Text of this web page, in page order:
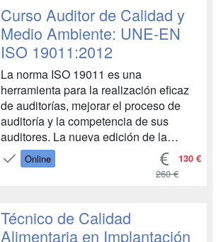
ofrecido. Abordaremos el diseño y la
aplicación de planes de ca...
Curso Auditor de Calidad y
Medio Ambiente: UNE-EN
ISO 19011:2012
La norma ISO 19011 es una
herramienta para la realización eficaz
de auditorías, mejorar el proceso de
auditoría y la competencia de sus
auditores. La nueva edición de la
norma ISO 19011 (publicada como
norma ISO en 2011 y como norma UNE
versión anterior. Mientras la versión d...
Online 130 €
260 €
Técnico de Calidad
Alimentaria en Implantación